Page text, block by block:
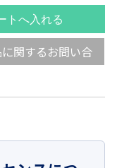
に関するお問い合